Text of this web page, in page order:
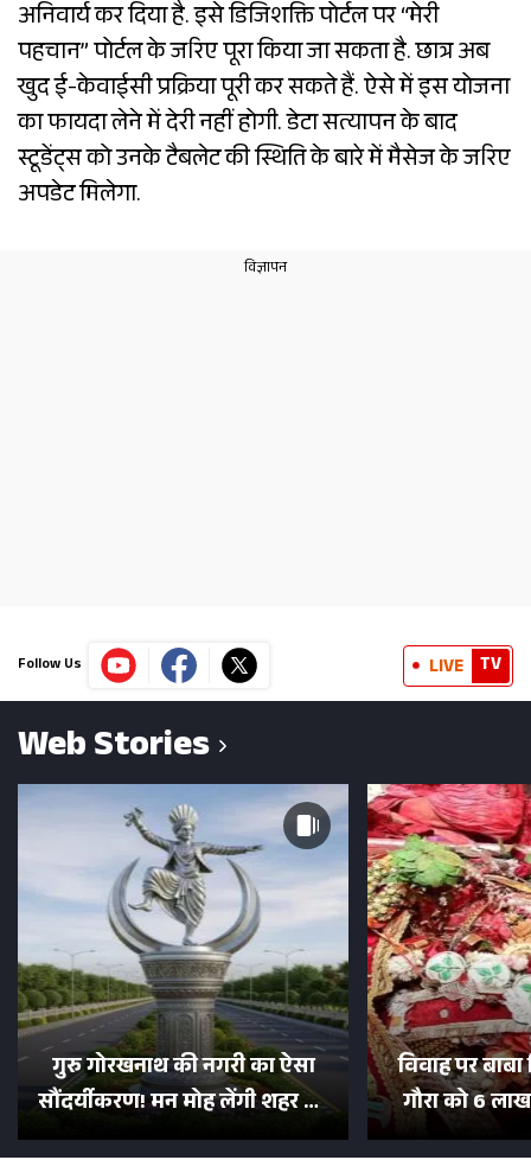
अनिवार्य कर दिया है. इसे डिजिशक्ति पोर्टल पर “मेरी
पहचान” पोर्टल के जरिए पूरा किया जा सकता है. छात्र अब
खुद ई-केवाईसी प्रक्रिया पूरी कर सकते हैं. ऐसे में इस योजना
का फायदा लेने में देरी नहीं होगी. डेटा सत्यापन के बाद
स्टूडेंट्स को उनके टैबलेट की स्थिति के बारे में मैसेज के जरिए
अपडेट मिलेगा.
Follow Us LIVE TV
Web Stories
गुरु गोरखनाथ की नगरी का ऐसा
सौंदर्यीकरण! मन मोह लेंगी शहर की
सड़कें; देखें Photos
विवाह पर
गौरा को 6
500 भक्तों